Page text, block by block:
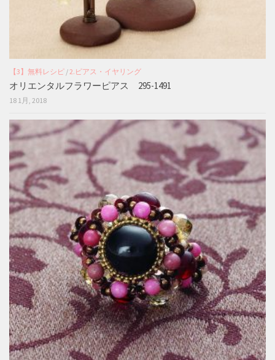
【3】無料レシピ /2.ピアス・イヤリング
オリエンタルフラワーピアス 295-1491
18 1月, 2018